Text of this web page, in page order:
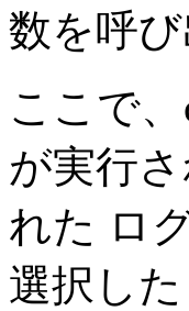
数を呼び
ここで
が実行
れた ロ
選択し